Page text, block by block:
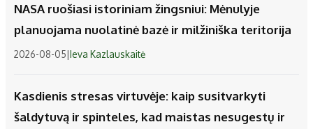
NASA ruošiasi istoriniam žingsniui: Mėnulyje
planuojama nuolatinė bazė ir milžiniška teritorija
2026-08-05|Ieva Kazlauskaitė
Kasdienis stresas virtuvėje: kaip susitvarkyti
šaldytuvą ir spinteles, kad maistas nesugestų ir